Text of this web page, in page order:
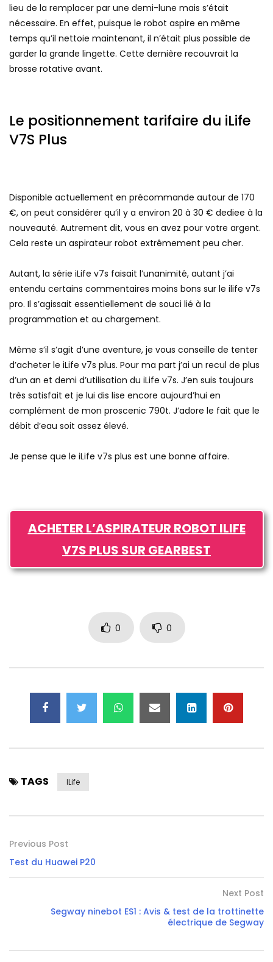
lieu de la remplacer par une demi-lune mais s’était
nécessaire. En effet, puisque le robot aspire en même
temps qu’il nettoie maintenant, il n’était plus possible de
garder la grande lingette. Cette dernière recouvrait la
brosse rotative avant.
Le positionnement tarifaire du iLife
V7S Plus
Disponible actuellement en précommande autour de 170
€, on peut considérer qu’il y a environ 20 à 30 € dediee à la
nouveauté. Autrement dit, vous en avez pour votre argent.
Cela reste un aspirateur robot extrêmement peu cher.
Autant, la série iLife v7s faisait l’unanimité, autant j’ai
entendu certains commentaires moins bons sur le ilife v7s
pro. Il s’agissait essentiellement de souci lié à la
programmation et au chargement.
Même s’il s’agit d’une aventure, je vous conseille de tenter
d’acheter le iLife v7s plus. Pour ma part j’ai un recul de plus
d’un an et demi d’utilisation du iLife v7s. J’en suis toujours
très satisfait et je lui dis lise encore aujourd’hui en
complément de mon proscenic 790t. J’adore le fait que le
débit d’eau soit assez élevé.
Je pense que le iLife v7s plus est une bonne affaire.
ACHETER L’ASPIRATEUR ROBOT ILIFE
V7S PLUS SUR GEARBEST
0 0
TAGS ILife
Previous Post
Test du Huawei P20
Next Post
Segway ninebot ES1 : Avis & test de la trottinette
électrique de Segway